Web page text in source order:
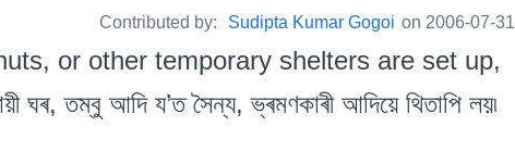
Contributed by: Sudipta Kumar Gogoi on 2006-07-31
or other temporary shelters are set up,
আদি য’ত সৈন্য, ভ্ৰমণকাৰী আদিয়ে থিতাপি লয়৷